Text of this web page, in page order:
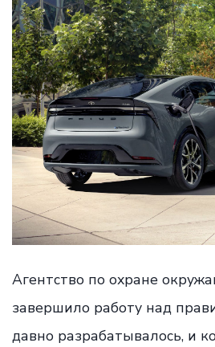
Агентство по охране
завершило работу над
давно разрабатывалось, и